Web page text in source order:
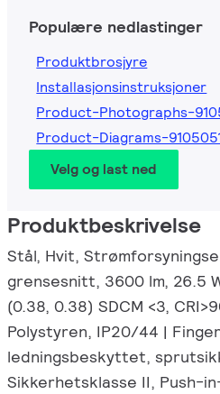
Populære nedlastinger
Produktbrosjyre
Installasjonsinstruksjoner
Product-Photographs-
Product-Diagrams-
Velg og last ned
Produktbeskrivelse
Stål, Hvit,
grensesnitt, 3600 lm, 26.5
(0.38, 0.38) SDCM <3,
Polystyren, IP20/44 |
ledningsbeskyttet,
Sikkerhetsklasse II, Push-